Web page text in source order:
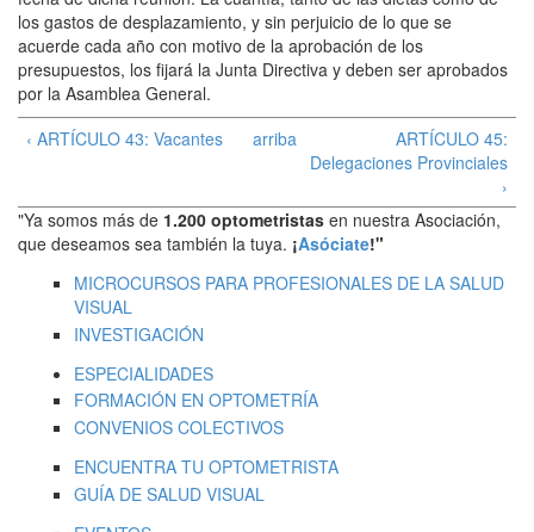
los gastos de desplazamiento, y sin perjuicio de lo que se
acuerde cada año con motivo de la aprobación de los
presupuestos, los fijará la Junta Directiva y deben ser aprobados
por la Asamblea General.
‹ ARTÍCULO 43: Vacantes
arriba
ARTÍCULO 45:
Delegaciones Provinciales
›
"Ya somos más de 1.200 optometristas en nuestra Asociación,
que deseamos sea también la tuya. ¡Asóciate!"
MICROCURSOS PARA PROFESIONALES DE LA SALUD
VISUAL
INVESTIGACIÓN
ESPECIALIDADES
FORMACIÓN EN OPTOMETRÍA
CONVENIOS COLECTIVOS
ENCUENTRA TU OPTOMETRISTA
GUÍA DE SALUD VISUAL